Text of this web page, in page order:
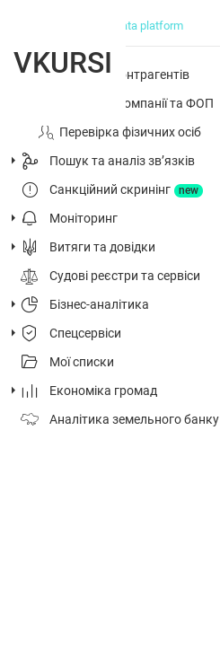
big data platform
Перевірка контрагентів
Досьє на компанії та ФОП
Перевірка фізичних осіб
Пошук та аналіз звʼязків
Санкційний скринінг
new
Моніторинг
Витяги та довідки
Судові реєстри та сервіси
Бізнес-аналітика
Спецсервіси
Мої списки
Економіка громад
Аналітика земельного банку
VKURSI